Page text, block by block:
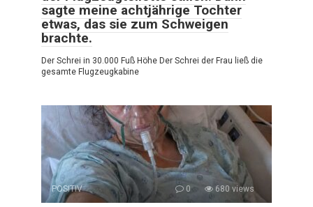
sagte meine achtjährige Tochter
etwas, das sie zum Schweigen
brachte.
Der Schrei in 30.000 Fuß Höhe Der Schrei der Frau ließ die
gesamte Flugzeugkabine
POSITIV 0 680 views